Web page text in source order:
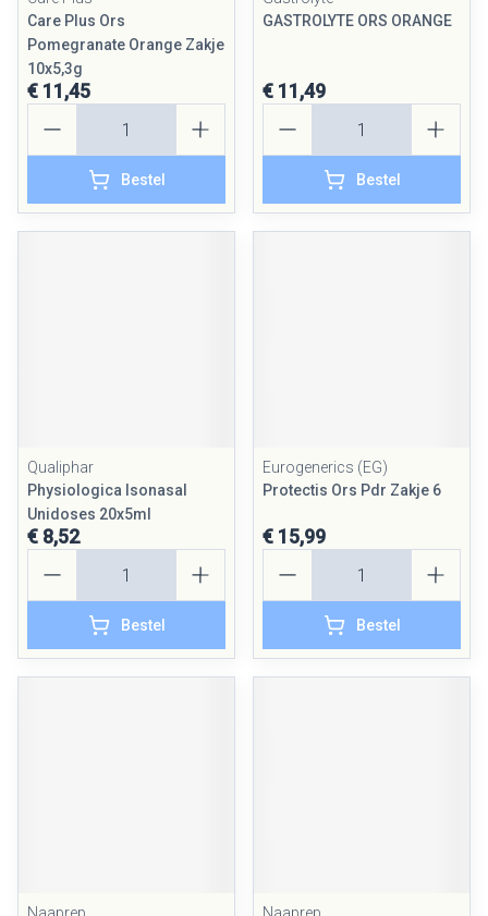
Care Plus Ors
Pomegranate Orange Zakje
10x5,3g
€ 11,45
Bestel
GASTROLYTE ORS ORANGE
€ 11,49
Bestel
Qualiphar
Physiologica Isonasal
Unidoses 20x5ml
€ 8,52
Bestel
Eurogenerics (EG)
Protectis Ors Pdr Zakje 6
€ 15,99
Bestel